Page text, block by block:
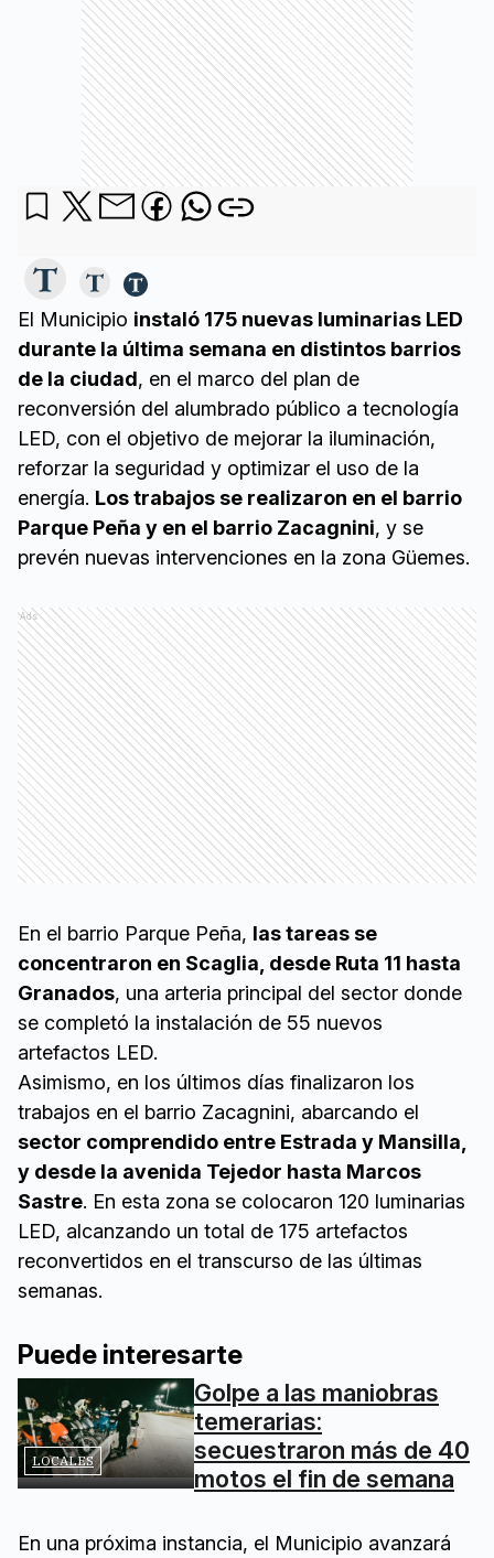
El Municipio instaló 175 nuevas luminarias LED
durante la última semana en distintos barrios
de la ciudad, en el marco del plan de
reconversión del alumbrado público a tecnología
LED, con el objetivo de mejorar la iluminación,
reforzar la seguridad y optimizar el uso de la
energía. Los trabajos se realizaron en el barrio
Parque Peña y en el barrio Zacagnini, y se
prevén nuevas intervenciones en la zona Güemes.
Ads
En el barrio Parque Peña, las tareas se
concentraron en Scaglia, desde Ruta 11 hasta
Granados, una arteria principal del sector donde
se completó la instalación de 55 nuevos
artefactos LED.
Asimismo, en los últimos días finalizaron los
trabajos en el barrio Zacagnini, abarcando el
sector comprendido entre Estrada y Mansilla,
y desde la avenida Tejedor hasta Marcos
Sastre. En esta zona se colocaron 120 luminarias
LED, alcanzando un total de 175 artefactos
reconvertidos en el transcurso de las últimas
semanas.
Puede interesarte
LOCALES
Golpe a las maniobras
temerarias:
secuestraron más de 40
motos el fin de semana
En una próxima instancia, el Municipio avanzará